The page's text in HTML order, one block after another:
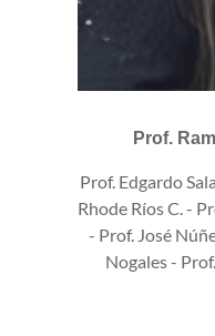
Prof.
Prof. Edgardo
Rhode Ríos C. -
- Prof. José
Nogales -